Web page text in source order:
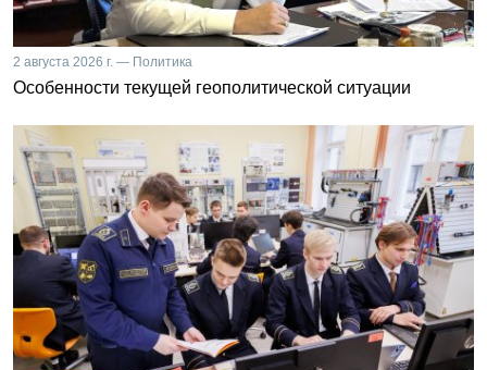
2 августа 2026 г. — Политика
Особенности текущей геополитической ситуации